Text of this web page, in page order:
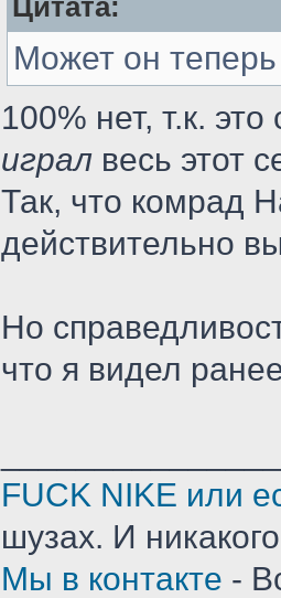
Цитата:
Может он
100% нет, т.к.
играл весь этот
Так, что комрад
действительно
Но
что я видел
FUCK NIKE или
шузах. И
Мы в контакте -